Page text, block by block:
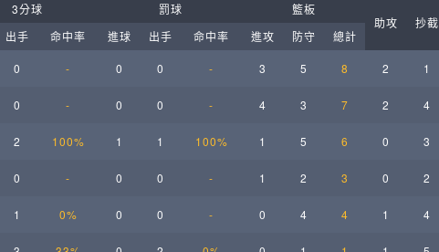
ELITE週日籃球聯盟-中壢場
3分球 罰球
籃板
助攻
抄截
出手 命中率 進球 出手 命中率 進攻 防守 總計
0 - 0 0 - 3 5 8 2 1
0 - 0 0 - 4 3 7 2 4
2 100% 1 1 100% 1 5 6 0 3
0 - 0 0 - 1 2 3 0 2
1 0% 0 0 - 0 4 4 1 4